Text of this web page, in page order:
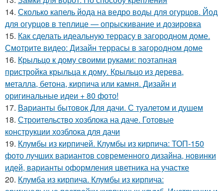
14. Сколько капель йода на ведро воды для огурцов. Йод
для огурцов в теплице — опрыскивание и дозировка
15. Как сделать идеальную террасу в загородном доме.
Смотрите видео: Дизайн террасы в загородном доме
16. Крыльцо к дому своими руками: поэтапная
пристройка крыльца к дому. Крыльцо из дерева,
металла, бетона, кирпича или камня. Дизайн и
оригинальные идеи + 80 фото!
17. Варианты бытовок Для дачи. С туалетом и душем
18. Строительство хозблока на даче. Готовые
конструкции хозблока для дачи
19. Клумбы из кирпичей. Клумбы из кирпича: ТОП-150
фото лучших вариантов современного дизайна, новинки
идей, варианты оформления цветника на участке
20. Клумба из кирпича. Клумбы из кирпича: